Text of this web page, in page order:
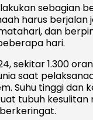
sebagian
harus berjalan
dan
hari.
sekitar 1.300
saat
Suhu tinggi dan
tubuh kesulitan